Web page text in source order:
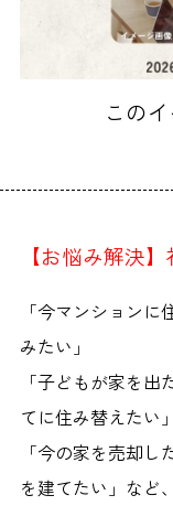
この
【お悩み解決
「今マンション
みたい」
「子どもが家を
てに住み替えたい」
「今の家を売却
を建てたい」など、